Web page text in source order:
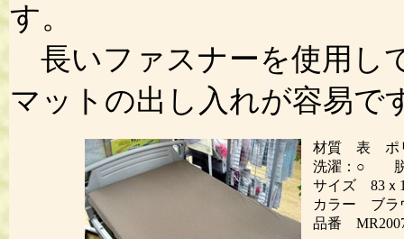
す。
長いファスナーを使用し
マットの出し入れが容易で
材質 表 ポ
洗濯：○ 脱
サイズ 83ｘ
カラー ブラ
品番